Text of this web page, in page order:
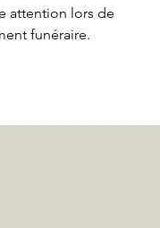
attention lors de
funéraire.